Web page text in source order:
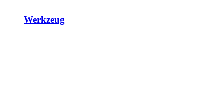
Werkzeug